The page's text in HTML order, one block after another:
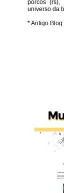
porcos
universo da
* Antigo Blog